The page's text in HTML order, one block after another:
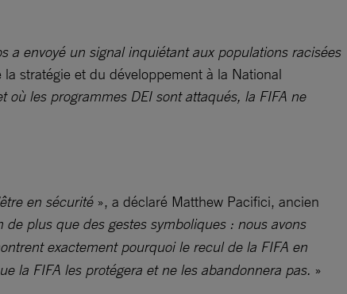
a envoyé un signal inquiétant aux populations racisées
stratégie et du développement à la National
où les programmes DEI sont attaqués, la FIFA ne
en sécurité», a déclaré Matthew Pacifici, ancien
de plus que des gestes symboliques : nous avons
exactement pourquoi le recul de la FIFA en
la FIFA les protégera et ne les abandonnera pas. »